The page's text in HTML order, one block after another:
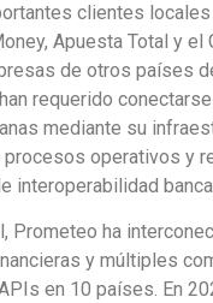
clientes
Apuesta Total y el
de otros países
requerido
mediante su
operativos y
interoperabilidad
Prometeo ha
y múltiples
en 10 países. En